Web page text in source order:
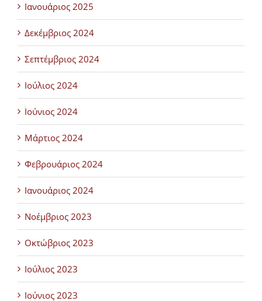
Ιανουάριος 2025
Δεκέμβριος 2024
Σεπτέμβριος 2024
Ιούλιος 2024
Ιούνιος 2024
Μάρτιος 2024
Φεβρουάριος 2024
Ιανουάριος 2024
Νοέμβριος 2023
Οκτώβριος 2023
Ιούλιος 2023
Ιούνιος 2023